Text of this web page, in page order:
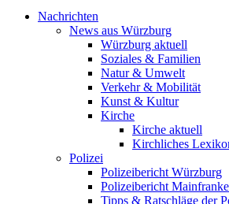
Nachrichten
News aus Würzburg
Würzburg aktuell
Soziales & Familien
Natur & Umwelt
Verkehr & Mobilität
Kunst & Kultur
Kirche
Kirche aktuell
Kirchliches
Polizei
Polizeibericht Würzburg
Polizeibericht
Tipps & Ratschläge der